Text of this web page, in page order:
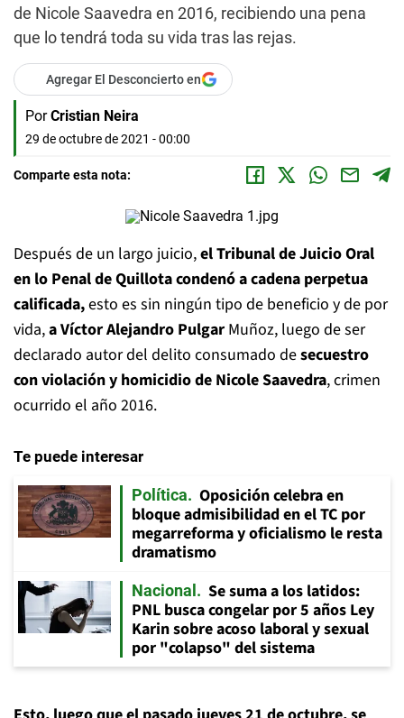
de Nicole Saavedra en 2016, recibiendo una pena
que lo tendrá toda su vida tras las rejas.
Agregar El Desconcierto en
Por Cristian Neira
29 de octubre de 2021 - 00:00
Comparte esta nota:
Después de un largo juicio,el Tribunal de Juicio Oral
en lo Penal de Quillota condenó a cadena perpetua
calificada,esto es sin ningún tipo de beneficio y de por
vida,a Víctor Alejandro Pulgar Muñoz, luego de ser
declarado autor del delito consumado desecuestro
con violación y homicidio de Nicole Saavedra, crimen
ocurrido el año 2016.
Te puede interesar
Política
Oposición celebra en
bloque admisibilidad en el TC por
megarreforma y oficialismo le resta
dramatismo
Nacional
Se suma a los latidos:
PNL busca congelar por 5 años Ley
Karin sobre acoso laboral y sexual
por "colapso" del sistema